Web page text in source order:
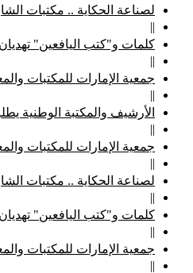
لصناعة الحكاية .. مكتبات
||
كلمات و"كتب اليافعين" تهديان 350 كتاباً لأطفال "الإمارات الإنسانية"
||
جمعية الإمارات للمكتبات
||
الأرشيف والمكتبة الوطنية
||
جمعية الإمارات للمكتبات
||
لصناعة الحكاية .. مكتبات
||
كلمات و"كتب اليافعين" تهديان 350 كتاباً لأطفال "الإمارات الإنسانية"
||
جمعية الإمارات للمكتبات
||